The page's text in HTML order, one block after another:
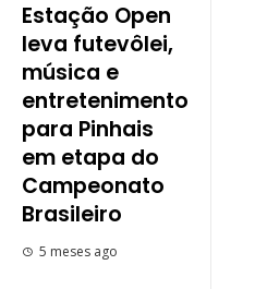
Estação Open
leva futevôlei,
música e
entretenimento
para Pinhais
em etapa do
Campeonato
Brasileiro
5 meses ago